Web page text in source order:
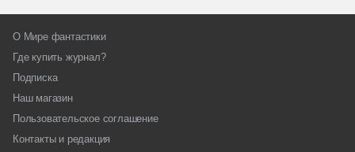
О Мире фантастики
Где купить журнал?
Подписка
Наш магазин
Пользовательское соглашение
Контакты и редакция